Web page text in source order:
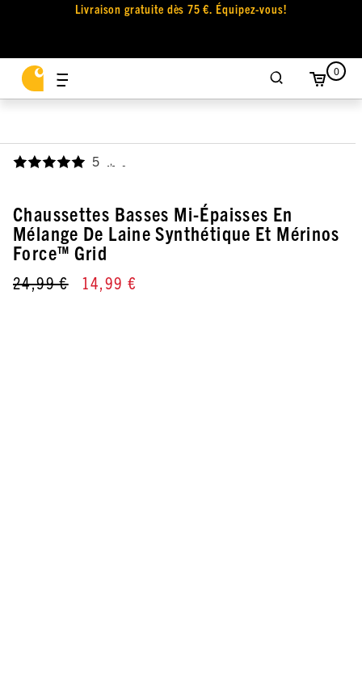
Livraison gratuite dès 75 €. Équipez-vous!
0
5 ,
Chaussettes Basses Mi-Épaisses En
Mélange De Laine Synthétique Et Mérinos
Force™ Grid
24,99 € 14,99 €